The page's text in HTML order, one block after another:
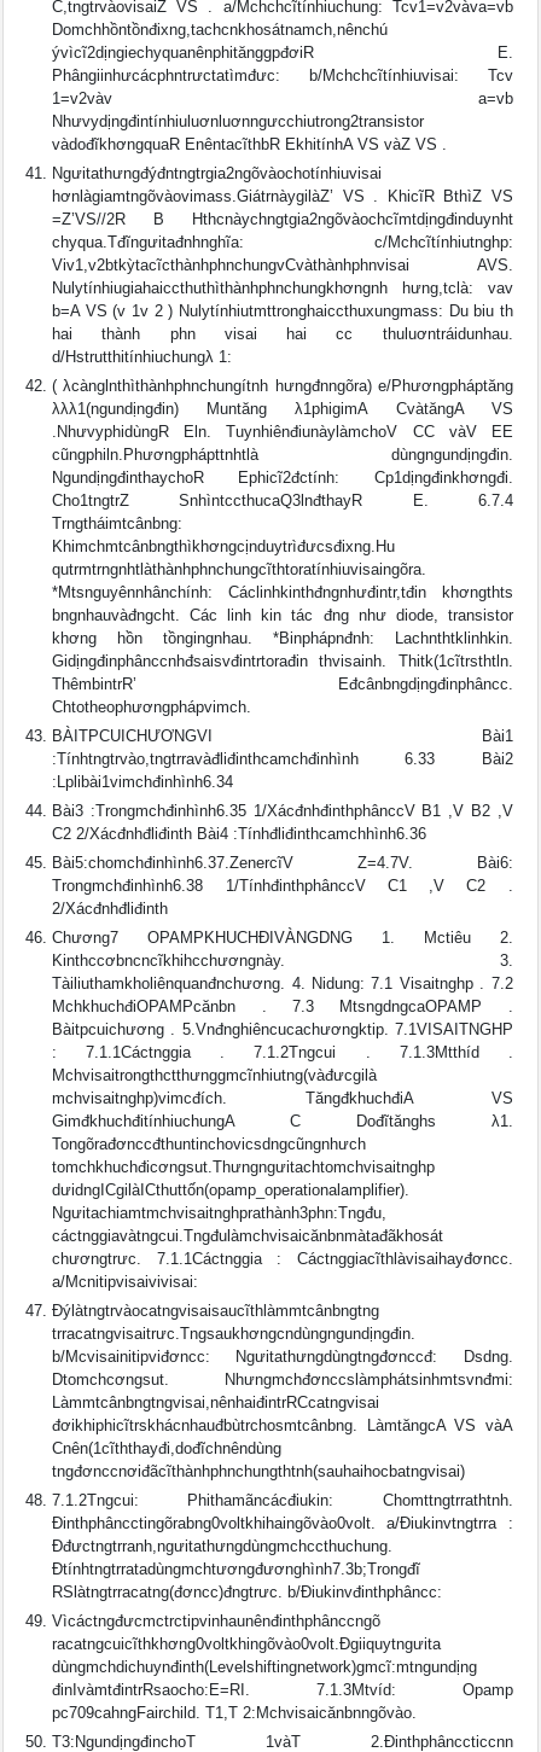
C,tngtrvàovisaiZ VS . a/Mchchcĩtínhiuchung: Tcv1=v2vàva=vb
Domchhồntồnđixng,tachcnkhosátnamch,nênchú
ývìcĩ2dịngiechyquanênphitănggpđơiR E.
Phângiinhưcácphntrưctatìmđưc: b/Mchchcĩtínhiuvisai: Tcv
1=v2vàv a=vb
Nhưvydịngđintínhiuluơnluơnngưcchiutrong2transistor
vàdođĩkhơngquaR EnêntacĩthbR EkhitínhA VS vàZ VS .
Ngưitathưngđýđntngtrgia2ngõvàochotínhiuvisai
hơnlàgiamtngõvàovimass.GiátrnàygilàZ’ VS . KhicĩR BthìZ VS
=Z’VS//2R B Hthcnàychngtgia2ngõvàochcĩmtdịngđinduynht
chyqua.Tđĩngưitađnhnghĩa: c/Mchcĩtínhiutnghp:
Viv1,v2btkỳtacĩcthànhphnchungvCvàthànhphnvisai AVS.
Nulytínhiugiahaiccthuthìthànhphnchungkhơngnh hưng,tclà: vav
b=A VS (v 1v 2 ) Nulytínhiutmttronghaiccthuxungmass: Du biu th
hai thành phn visai hai cc thuluơntráidunhau.
d/Hstrutthitínhiuchungλ 1:
( λcànglnthìthànhphnchungítnh hưngđnngõra) e/Phươngpháptăng
λλλ1(ngundịngđin) Muntăng λ1phigimA CvàtăngA VS
.NhưvyphidùngR Eln. TuynhiênđiunàylàmchoV CC vàV EE
cũngphiln.Phươngphápttnhtlà dùngngundịngđin.
NgundịngđinthaychoR Ephicĩ2đctính: Cp1dịngđinkhơngđi.
Cho1tngtrZ SnhìntccthucaQ3lnđthayR E. 6.7.4
Trngtháimtcânbng:
Khimchmtcânbngthìkhơngcịnduytrìđưcsđixng.Hu
qutrmtrngnhtlàthànhphnchungcĩthtoratínhiuvisaingõra.
*Mtsnguyênnhânchính: Cáclinhkinthđngnhưđintr,tđin khơngthts
bngnhauvàđngcht. Các linh kin tác đng như diode, transistor
khơng hồn tồngingnhau. *Binphápnđnh: Lachnthtklinhkin.
Gidịngđinphânccnhđsaisvđintrtorađin thvisainh. Thitk(1cĩtrsthtln.
ThêmbintrR’ Eđcânbngdịngđinphâncc.
Chtotheophươngphápvimch.
BÀITPCUICHƯƠNGVI Bài1
:Tínhtngtrvào,tngtrravàđliđinthcamchđinhình 6.33 Bài2
:Lplibài1vimchđinhình6.34
Bài3 :Trongmchđinhình6.35 1/XácđnhđinthphânccV B1 ,V B2 ,V
C2 2/Xácđnhđliđinth Bài4 :Tínhđliđinthcamchhình6.36
Bài5:chomchđinhình6.37.ZenercĩV Z=4.7V. Bài6:
Trongmchđinhình6.38 1/TínhđinthphânccV C1 ,V C2 .
2/Xácđnhđliđinth
Chương7 OPAMPKHUCHÐIVÀNGDNG 1. Mctiêu 2.
Kinthccơbncncĩkhihcchươngnày. 3.
Tàiliuthamkholiênquanđnchương. 4. Nidung: 7.1 Visaitnghp . 7.2
MchkhuchđiOPAMPcănbn . 7.3 MtsngdngcaOPAMP .
Bàitpcuichương . 5.Vnđnghiêncucachươngktip. 7.1VISAITNGHP
: 7.1.1Cáctnggia . 7.1.2Tngcui . 7.1.3Mtthíd .
Mchvisaitrongthctthưnggmcĩnhiutng(vàđưcgilà
mchvisaitnghp)vimcđích. TăngđkhuchđiA VS
GimđkhuchđitínhiuchungA C Dođĩtănghs λ1.
Tongõrađơnccđthuntinchovicsdngcũngnhưch
tomchkhuchđicơngsut.Thưngngưitachtomchvisaitnghp
dưidngICgilàICthuttốn(opamp_operationalamplifier).
Ngưitachiamtmchvisaitnghprathành3phn:Tngđu,
cáctnggiavàtngcui.Tngđulàmchvisaicănbnmàtađãkhosát
chươngtrưc. 7.1.1Cáctnggia : Cáctnggiacĩthlàvisaihayđơncc.
a/Mcnitipvisaivivisai:
Ðýlàtngtrvàocatngvisaisaucĩthlàmmtcânbngtng
trracatngvisaitrưc.Tngsaukhơngcndùngngundịngđin.
b/Mcvisainitipviđơncc: Ngưitathưngdùngtngđơnccđ: Dsdng.
Dtomchcơngsut. Nhưngmchđơnccslàmphátsinhmtsvnđmi:
Làmmtcânbngtngvisai,nênhaiđintrRCcatngvisai
đơikhiphicĩtrskhácnhauđbùtrchosmtcânbng. LàmtăngcA VS vàA
Cnên(1cĩththayđi,dođĩchnêndùng
tngđơnccnơiđãcĩthànhphnchungthtnh(sauhaihocbatngvisai)
7.1.2Tngcui: Phithamãncácđiukin: Chomttngtrrathtnh.
Ðinthphâncctingõrabng0voltkhihaingõvào0volt. a/Ðiukinvtngtrra :
Ðđưctngtrranh,ngưitathưngdùngmchccthuchung.
Ðtínhtngtrratadùngmchtươngđươnghình7.3b;Trongđĩ
RSlàtngtrracatng(đơncc)đngtrưc. b/Ðiukinvđinthphâncc:
Vìcáctngđưcmctrctipvinhaunênđinthphânccngõ
racatngcuicĩthkhơng0voltkhingõvào0volt.Ðgiiquytngưita
dùngmchdichuynđinth(Levelshiftingnetwork)gmcĩ:mtngundịng
đinIvàmtđintrRsaocho:E=RI. 7.1.3Mtvíd: Opamp
pc709cahngFairchild. T1,T 2:Mchvisaicănbnngõvào.
T3:NgundịngđinchoT 1vàT 2.Ðinthphânccticcnn